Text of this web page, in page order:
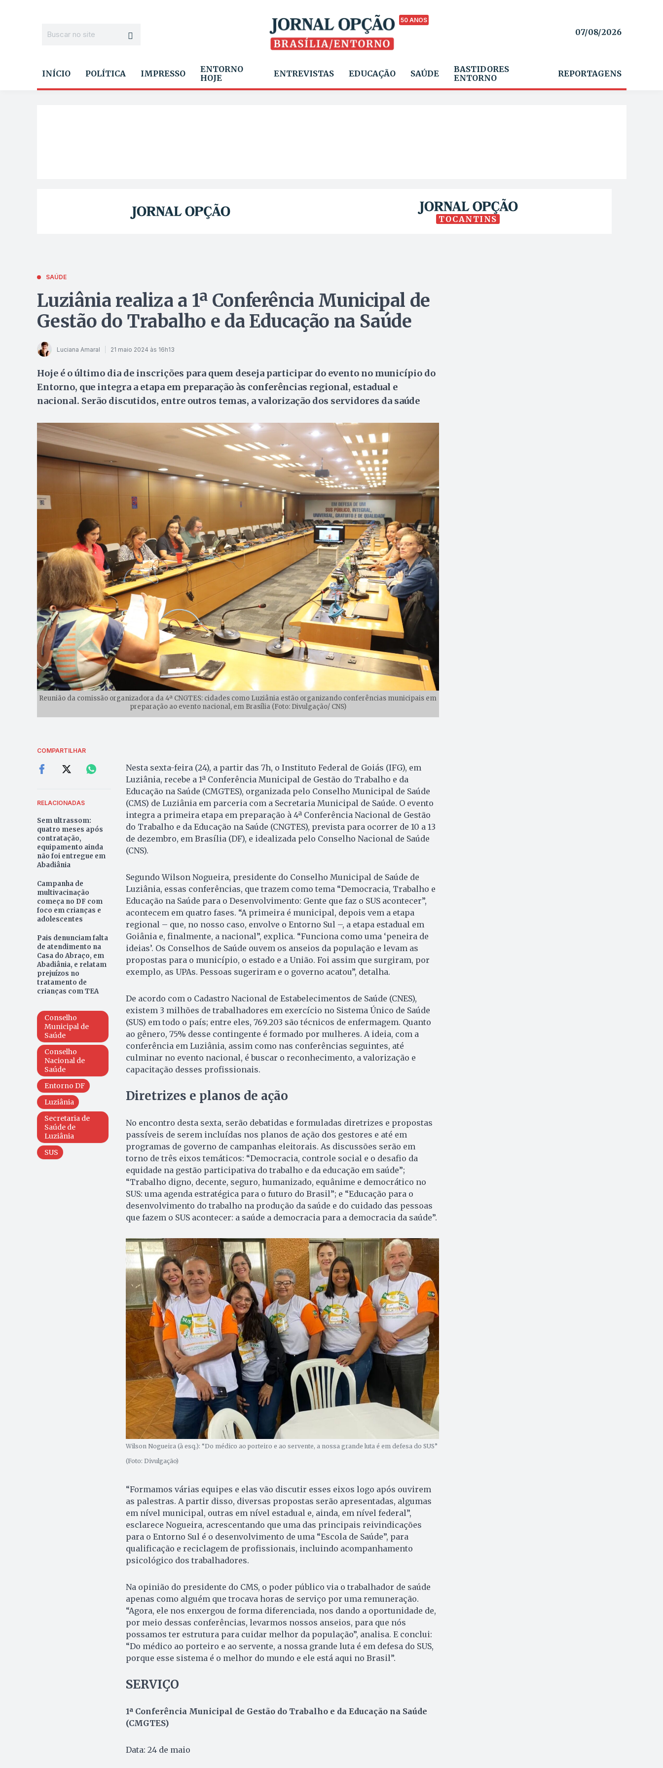
50 ANOS
07/08/2026
INÍCIO POLÍTICA IMPRESSO
ENTORNO
HOJE
ENTREVISTAS EDUCAÇÃO SAÚDE
BASTIDORES
ENTORNO
REPORTAGENS
TOCANTINS
SAÚDE
Luziânia realiza a 1ª Conferência Municipal de
Gestão do Trabalho e da Educação na Saúde
Luciana Amaral 21 maio 2024 às 16h13
Hoje é o último dia de inscrições para quem deseja participar do evento no município do
Entorno, que integra a etapa em preparação às conferências regional, estadual e
nacional. Serão discutidos, entre outros temas, a valorização dos servidores da saúde
Reunião da comissão organizadora da 4ª CNGTES: cidades como Luziânia estão organizando conferências municipais em
preparação ao evento nacional, em Brasília (Foto: Divulgação/ CNS)
COMPARTILHAR
RELACIONADAS
Sem ultrassom:
quatro meses após
contratação,
equipamento ainda
não foi entregue em
Abadiânia
Campanha de
multivacinação
começa no DF com
foco em crianças e
adolescentes
Pais denunciam falta
de atendimento na
Casa do Abraço, em
Abadiânia, e relatam
prejuízos no
tratamento de
crianças com TEA
Conselho
Municipal de
Saúde
Conselho
Nacional de
Saúde
Entorno DF
Luziânia
Secretaria de
Saúde de
Luziânia
SUS
Nesta sexta-feira (24), a partir das 7h, o Instituto Federal de Goiás (IFG), em
Luziânia, recebe a 1ª Conferência Municipal de Gestão do Trabalho e da
Educação na Saúde (CMGTES), organizada pelo Conselho Municipal de Saúde
(CMS) de Luziânia em parceria com a Secretaria Municipal de Saúde. O evento
integra a primeira etapa em preparação à 4ª Conferência Nacional de Gestão
do Trabalho e da Educação na Saúde (CNGTES), prevista para ocorrer de 10 a 13
de dezembro, em Brasília (DF), e idealizada pelo Conselho Nacional de Saúde
(CNS).
Segundo Wilson Nogueira, presidente do Conselho Municipal de Saúde de
Luziânia, essas conferências, que trazem como tema “Democracia, Trabalho e
Educação na Saúde para o Desenvolvimento: Gente que faz o SUS acontecer”,
acontecem em quatro fases. “A primeira é municipal, depois vem a etapa
regional – que, no nosso caso, envolve o Entorno Sul –, a etapa estadual em
Goiânia e, finalmente, a nacional”, explica. “Funciona como uma ‘peneira de
ideias’. Os Conselhos de Saúde ouvem os anseios da população e levam as
propostas para o município, o estado e a União. Foi assim que surgiram, por
exemplo, as UPAs. Pessoas sugeriram e o governo acatou”, detalha.
De acordo com o Cadastro Nacional de Estabelecimentos de Saúde (CNES),
existem 3 milhões de trabalhadores em exercício no Sistema Único de Saúde
(SUS) em todo o país; entre eles, 769.203 são técnicos de enfermagem. Quanto
ao gênero, 75% desse contingente é formado por mulheres. A ideia, com a
conferência em Luziânia, assim como nas conferências seguintes, até
culminar no evento nacional, é buscar o reconhecimento, a valorização e
capacitação desses profissionais.
Diretrizes e planos de ação
No encontro desta sexta, serão debatidas e formuladas diretrizes e propostas
passíveis de serem incluídas nos planos de ação dos gestores e até em
programas de governo de campanhas eleitorais. As discussões serão em
torno de três eixos temáticos: “Democracia, controle social e o desafio da
equidade na gestão participativa do trabalho e da educação em saúde”;
“Trabalho digno, decente, seguro, humanizado, equânime e democrático no
SUS: uma agenda estratégica para o futuro do Brasil”; e “Educação para o
desenvolvimento do trabalho na produção da saúde e do cuidado das pessoas
que fazem o SUS acontecer: a saúde a democracia para a democracia da saúde”.
Wilson Nogueira (à esq.): “Do médico ao porteiro e ao servente, a nossa grande luta é em defesa do SUS”
(Foto: Divulgação)
“Formamos várias equipes e elas vão discutir esses eixos logo após ouvirem
as palestras. A partir disso, diversas propostas serão apresentadas, algumas
em nível municipal, outras em nível estadual e, ainda, em nível federal”,
esclarece Nogueira, acrescentando que uma das principais reivindicações
para o Entorno Sul é o desenvolvimento de uma “Escola de Saúde”, para
qualificação e reciclagem de profissionais, incluindo acompanhamento
psicológico dos trabalhadores.
Na opinião do presidente do CMS, o poder público via o trabalhador de saúde
apenas como alguém que trocava horas de serviço por uma remuneração.
“Agora, ele nos enxergou de forma diferenciada, nos dando a oportunidade de,
por meio dessas conferências, levarmos nossos anseios, para que nós
possamos ter estrutura para cuidar melhor da população”, analisa. E conclui:
“Do médico ao porteiro e ao servente, a nossa grande luta é em defesa do SUS,
porque esse sistema é o melhor do mundo e ele está aqui no Brasil”.
SERVIÇO
1ª Conferência Municipal de Gestão do Trabalho e da Educação na Saúde
(CMGTES)
Data: 24 de maio